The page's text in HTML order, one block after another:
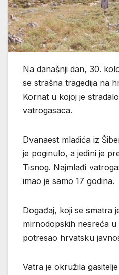
Na današnji dan, 30.
se strašna tragedija na
Kornat u kojoj je
vatrogasaca.
Dvanaest mladića iz
je poginulo, a jedini je
Tisnog. Najmlađi
imao je samo 17 godina.
Događaj, koji se smatra
mirnodopskih nesreća
potresao hrvatsku
Vatra je okružila